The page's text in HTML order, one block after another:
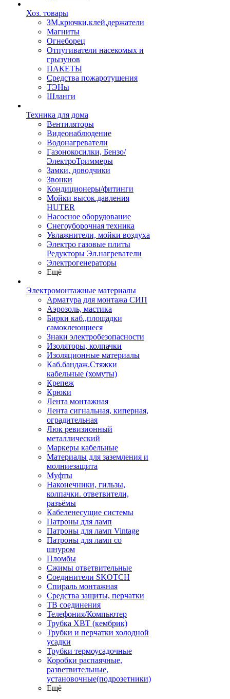
Хоз. товары
ЗМ,крючки,клей,держатели
Магниты
Огнеборец
Отпугиватели насекомых и
грызунов
ПАКЕТЫ
Средства пожаротушения
ТЭНы
Шланги
Техника для дома
Вентиляторы
Видеонаблюдение
Водонагреватели
Газонокосилки, Бензо/
ЭлектроТриммеры
Замки, доводчики
Звонки
Кондиционеры/фитинги
Мойки высок.давления
HUTER
Насосное оборудование
Снегоуборочная техника
Увлажнители, мойки воздуха
Электро газовые плиты
Редукторы Эл.нагреватели
Электрогенераторы
Ещё
Электромонтажные материалы
Арматура для монтажа СИП
Аэрозоль, мастика
Бирки каб.,площадки
самоклеющиеся
Знаки электробезопасности
Изоляторы, колпачки
Изоляционные материалы
Каб.бандаж.Стяжки
кабельные (хомуты)
Крепеж
Крюки
Лента монтажная
Лента сигнальная, киперная,
оградительная
Люк ревизионный
металлический
Маркеры кабельные
Материалы для заземления и
молниезащита
Муфты
Наконечники, гильзы,
колпачки. ответвители,
разъёмы
Кабеленесущие системы
Патроны для ламп
Патроны для ламп Vintage
Патроны для ламп со
шнуром
Пломбы
Сжимы ответвительные
Соединители SKOTCH
Спираль монтажная
Средства защиты, перчатки
ТВ соединения
Телефония/Компьютер
Трубка ХВТ (кембрик)
Трубки и перчатки холодной
усадки
Трубки термоусадочные
Коробки распаячные,
разветвительные,
установочные(подрозетники)
Ещё